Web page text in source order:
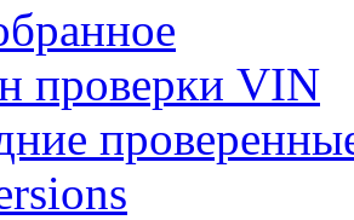
проверки VIN